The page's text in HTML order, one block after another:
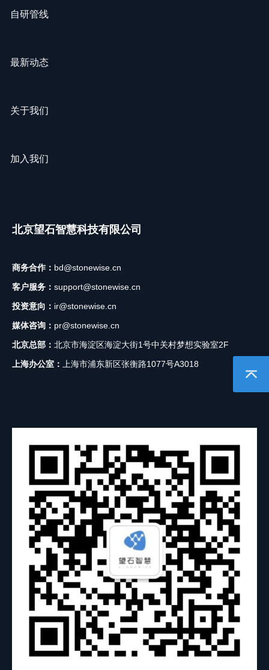
自研管线
最新动态
关于我们
加入我们
北京望石智慧科技有限公司
商务合作： bd@stonewise.cn
客户服务： support@stonewise.cn
投资意向： ir@stonewise.cn
媒体咨询： pr@stonewise.cn
北京总部： 北京市海淀区海淀大街1号中关村梦想实验室2F
上海办公室： 上海市浦东新区张衡路1077号A3018
返回